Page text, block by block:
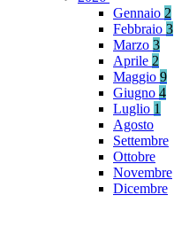
Gennaio 2
Febbraio 3
Marzo 3
Aprile 2
Maggio 9
Giugno 4
Luglio 1
Agosto
Settembre
Ottobre
Novembre
Dicembre